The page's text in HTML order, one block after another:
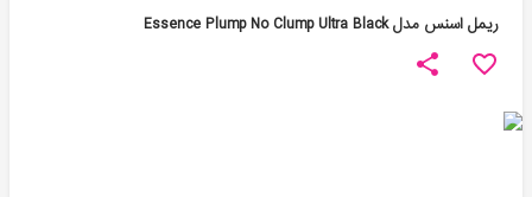
ریمل اسنس مدل Essence Plump No Clump Ultra Black